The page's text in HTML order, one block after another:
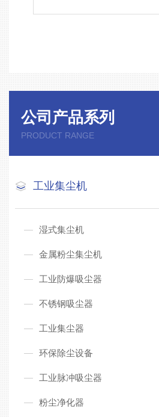
公司产品系列
PRODUCT RANGE
工业集尘机
湿式集尘机
金属粉尘集尘机
工业防爆吸尘器
不锈钢吸尘器
工业集尘器
环保除尘设备
工业脉冲吸尘器
粉尘净化器